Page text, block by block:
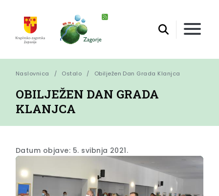
Naslovnica Ostalo Obilježen Dan Grada Klanjca
OBILJEŽEN DAN GRADA
KLANJCA
Datum objave: 5. svibnja 2021.